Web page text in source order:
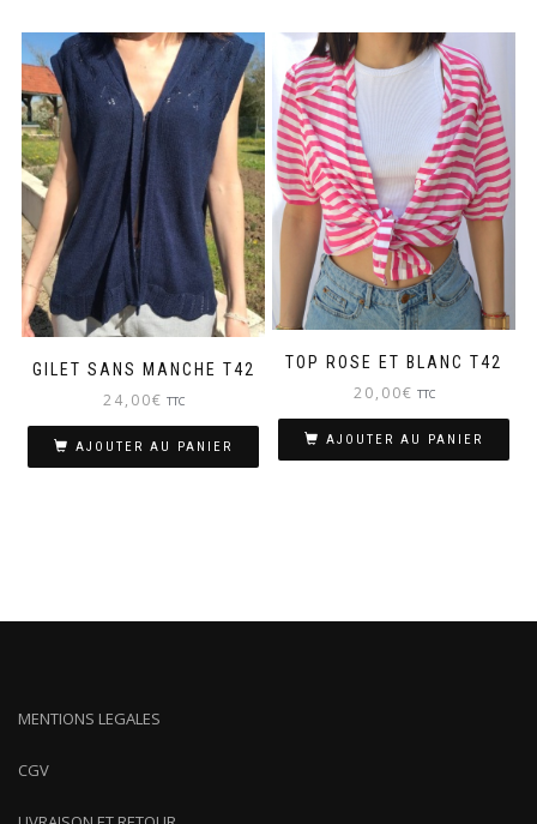
GILET SANS MANCHE T42
24,00€ TTC
AJOUTER AU PANIER
TOP ROSE ET BLANC T42
20,00€ TTC
AJOUTER AU PANIER
MENTIONS LEGALES
CGV